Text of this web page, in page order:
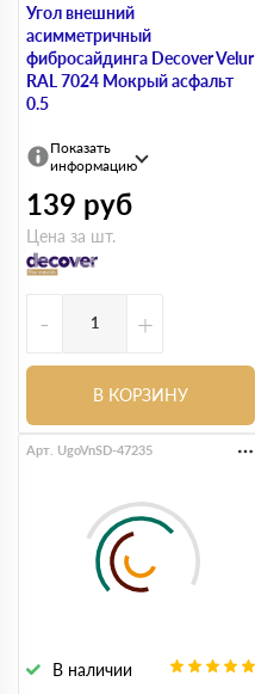
Угол внешний
асимметричный
фибросайдинга Decover Velur
RAL 7024 Мокрый асфальт
0.5
Показать
информацию
139 руб
Цена за шт.
- +
В КОРЗИНУ
В наличии
Арт. UgoVnSD-47235